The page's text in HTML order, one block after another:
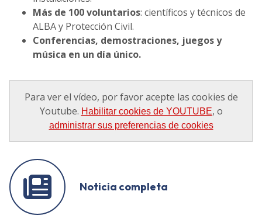
Más de 100 voluntarios: científicos y técnicos de
ALBA y Protección Civil.
Conferencias, demostraciones, juegos y
música en un día único.
Para ver el vídeo, por favor acepte las cookies de
Youtube. Habilitar cookies de YOUTUBE, o
administrar sus preferencias de cookies
Noticia completa